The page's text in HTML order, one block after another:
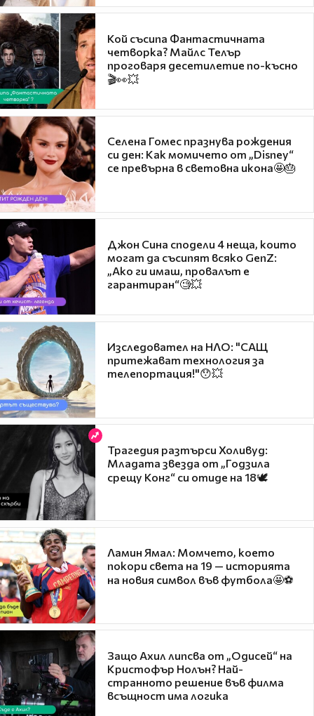
Кой съсипа Фантастичната
четворка? Майлс Телър
проговаря десетилетие по-късно
🎬👀💥
Селена Гомес празнува рождения
си ден: Как момичето от „Disney“
се превърна в световна икона🤩🎂
Джон Сина сподели 4 неща, които
могат да съсипят всяко GenZ:
„Ако ги имаш, провалът е
гарантиран“🧐💥
Изследовател на НЛО: "САЩ
притежават технология за
телепортация!"😯💥
Трагедия разтърси Холивуд:
Младата звезда от „Годзила
срещу Конг“ си отиде на 18🕊️
Ламин Ямал: Момчето, което
покори света на 19 — историята
на новия символ във футбола🤩⚽
Защо Ахил липсва от „Одисей“ на
Кристофър Нолън? Най-
странното решение във филма
всъщност има логика